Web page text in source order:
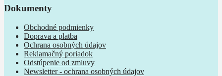
Dokumenty
Obchodné podmienky
Doprava a platba
Ochrana osobných údajov
Reklamačný poriadok
Odstúpenie od zmluvy
Newsletter - ochrana osobných údajov